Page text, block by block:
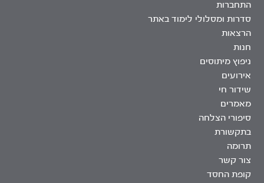
התחברות
סדרות ומסלולי לימוד באתר
הרצאות
חנות
ניפוץ מיתוסים
אירועים
שידור חי
מאמרים
סיפורי הצלחה
בתקשורת
תרומה
צור קשר
קופת החסד